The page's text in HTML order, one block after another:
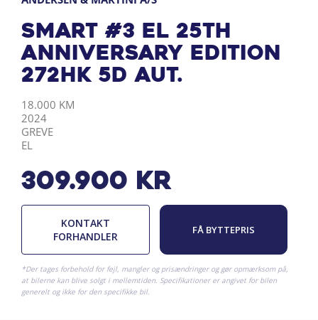
Smart #3 EL 25th
Anniversary Edition
272HK 5d Aut.
KILOMETER
18.000 KM
ÅRGANG
2024
BY
GREVE
DRIVMIDDEL
EL
309.900 kr
KONTAKT
FORHANDLER
FÅ BYTTEPRIS
*Der tages forbehold for fejl, mangler og prisændringer og gør opmærksom på,
at bilerne kan blive solgt i mellemtiden. Specifikationer er angivet for bilen
generelt og ikke for den specifikke bil.